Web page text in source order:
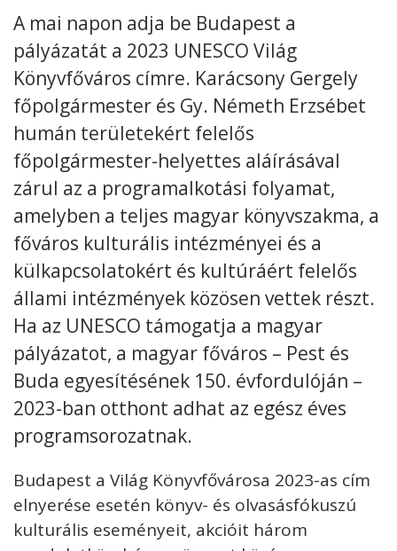
A mai napon adja be Budapest a
pályázatát a 2023 UNESCO Világ
Könyvfőváros címre. Karácsony Gergely
főpolgármester és Gy. Németh Erzsébet
humán területekért felelős
főpolgármester-helyettes aláírásával
zárul az a programalkotási folyamat,
amelyben a teljes magyar könyvszakma, a
főváros kulturális intézményei és a
külkapcsolatokért és kultúráért felelős
állami intézmények közösen vettek részt.
Ha az UNESCO támogatja a magyar
pályázatot, a magyar főváros – Pest és
Buda egyesítésének 150. évfordulóján –
2023-ban otthont adhat az egész éves
programsorozatnak.
Budapest a Világ Könyvfővárosa 2023-as cím
elnyerése esetén könyv- és olvasásfókuszú
kulturális eseményeit, akcióit három